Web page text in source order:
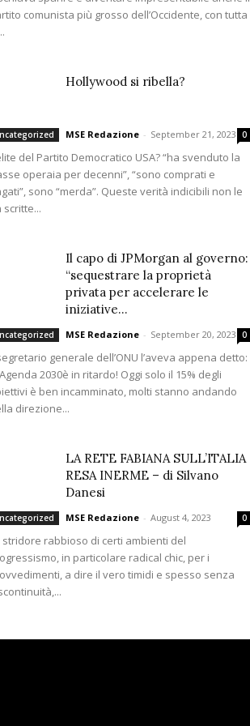
comunista più grosso dell’Occidente, con tutta
Hollywood si ribella?
MSE Redazione - September 21, 2023 0
del Partito Democratico USA? “ha svenduto la
operaia per decenni”, “sono comprati e
sono “merda”. Queste verità indicibili non le
scritte...
Il capo di JPMorgan al governo:
“sequestrare la proprietà
privata per accelerare le
iniziative...
MSE Redazione - September 20, 2023 0
generale dell’ONU l’aveva appena detto:
2030è in ritardo! Oggi solo il 15% degli
è ben incamminato, molti stanno andando
direzione...
LA RETE FABIANA SULL’ITALIA
RESA INERME – di Silvano
Danesi
MSE Redazione - August 4, 2023 0
stridore rabbioso di certi ambienti del
in particolare radical chic, per i
a dire il vero timidi e spesso senza